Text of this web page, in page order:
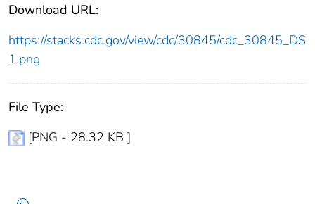
Download URL:
https://stacks.cdc.gov/view/cdc/30845/cdc_30845_DS
1.png
File Type:
[PNG - 28.32 KB ]